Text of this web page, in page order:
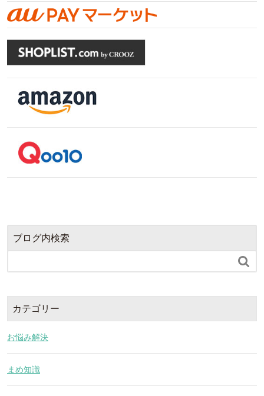
ブログ内検索

カテゴリー
お悩み解決
まめ知識